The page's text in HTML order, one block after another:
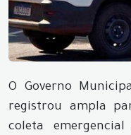
O Governo
registrou ampla
coleta